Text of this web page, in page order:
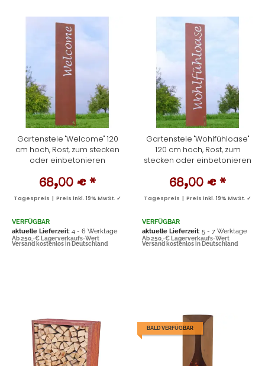
Gartenstele "Welcome" 120
cm hoch, Rost, zum stecken
oder einbetonieren
68,00 € *
Tagespreis | Preis inkl. 19% MwSt. ✓
VERFÜGBAR
aktuelle Lieferzeit: 4 - 6 Werktage
Ab 250,-€ Lagerverkaufs-Wert
Versand kostenlos in Deutschland
Gartenstele "Wohlfühloase"
120 cm hoch, Rost, zum
stecken oder einbetonieren
68,00 € *
Tagespreis | Preis inkl. 19% MwSt. ✓
VERFÜGBAR
aktuelle Lieferzeit: 5 - 7 Werktage
Ab 250,-€ Lagerverkaufs-Wert
Versand kostenlos in Deutschland
BALD VERFÜGBAR